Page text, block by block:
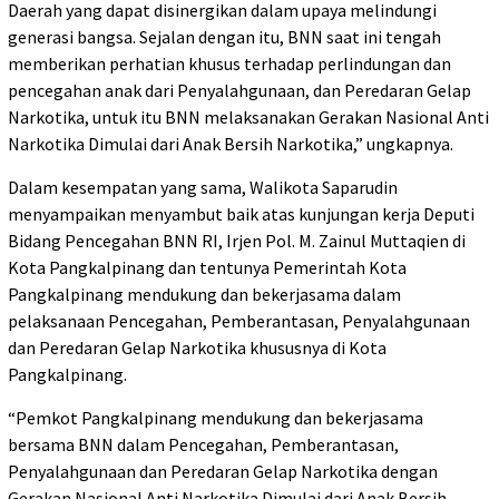
Daerah yang dapat disinergikan dalam upaya melindungi
generasi bangsa. Sejalan dengan itu, BNN saat ini tengah
memberikan perhatian khusus terhadap perlindungan dan
pencegahan anak dari Penyalahgunaan, dan Peredaran Gelap
Narkotika, untuk itu BNN melaksanakan Gerakan Nasional Anti
Narkotika Dimulai dari Anak Bersih Narkotika,” ungkapnya.
Dalam kesempatan yang sama, Walikota Saparudin
menyampaikan menyambut baik atas kunjungan kerja Deputi
Bidang Pencegahan BNN RI, Irjen Pol. M. Zainul Muttaqien di
Kota Pangkalpinang dan tentunya Pemerintah Kota
Pangkalpinang mendukung dan bekerjasama dalam
pelaksanaan Pencegahan, Pemberantasan, Penyalahgunaan
dan Peredaran Gelap Narkotika khususnya di Kota
Pangkalpinang.
“Pemkot Pangkalpinang mendukung dan bekerjasama
bersama BNN dalam Pencegahan, Pemberantasan,
Penyalahgunaan dan Peredaran Gelap Narkotika dengan